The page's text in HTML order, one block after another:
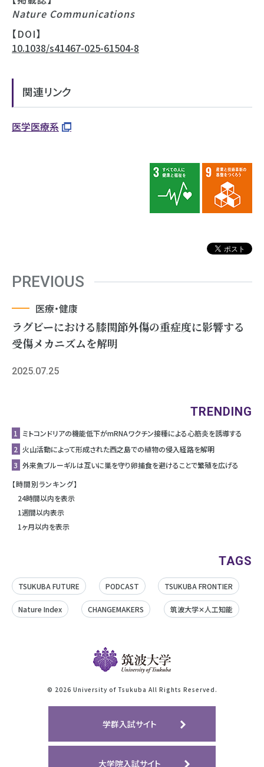
Nature Communications
【DOI】
10.1038/s41467-025-61504-8
関連リンク
医学医療系
PREVIOUS
医療・健康
ラグビーにおける膝関節外傷の重症度に影響する
受傷メカニズムを解明
2025.07.25
TRENDING
1 ミトコンドリアの機能低下がmRNAワクチン接種による心筋炎を誘導する
2 ⽕⼭活動によって形成された⻄之島での植物の侵⼊経路を解明
3 外来魚ブルーギルは互いに巣を守り卵捕食を避けることで繁殖を広げる
【時間別ランキング】
24時間以内を表示
1週間以内表示
1ヶ月以内を表示
TAGS
TSUKUBA FUTURE PODCAST TSUKUBA FRONTIER
Nature Index CHANGEMAKERS 筑波大学✕人工知能
© 2026 University of Tsukuba All Rights Reserved.
学群入試サイト
大学院入試サイト